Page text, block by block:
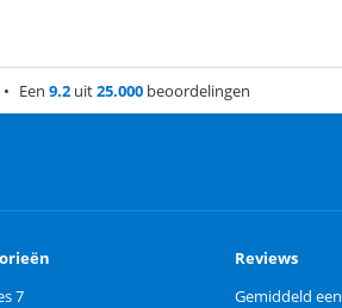
Een 9.2 uit25.000 beoordelingen
7
Reviews
Gemiddeld een